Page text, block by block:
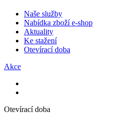
Naše služby
Nabídka zboží e-shop
Aktuality
Ke stažení
Otevírací doba
Akce
Otevírací doba